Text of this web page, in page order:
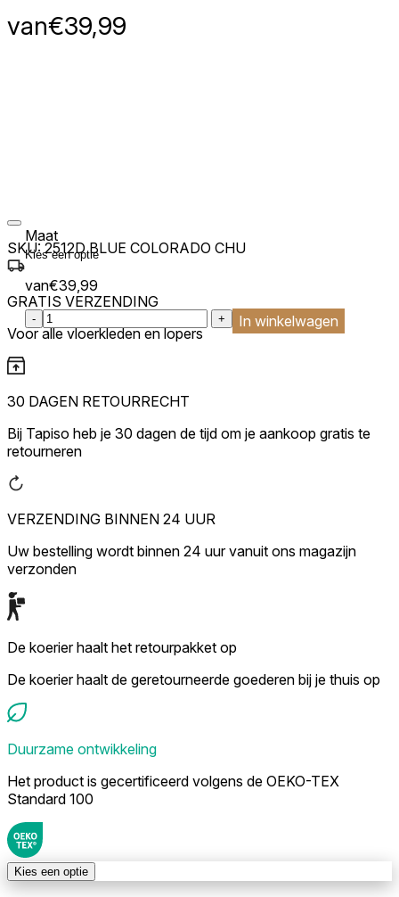
van€39,99
Maat
van€39,99
:product_name quantity
- + In winkelwagen
SKU: 2512D BLUE COLORADO CHU
GRATIS VERZENDING
Voor alle vloerkleden en lopers
30 DAGEN RETOURRECHT
Bij Tapiso heb je 30 dagen de tijd om je aankoop gratis te
retourneren
VERZENDING BINNEN 24 UUR
Uw bestelling wordt binnen 24 uur vanuit ons magazijn
verzonden
De koerier haalt het retourpakket op
De koerier haalt de geretourneerde goederen bij je thuis op
Duurzame ontwikkeling
Het product is gecertificeerd volgens de OEKO-TEX
Standard 100
Kies een optie